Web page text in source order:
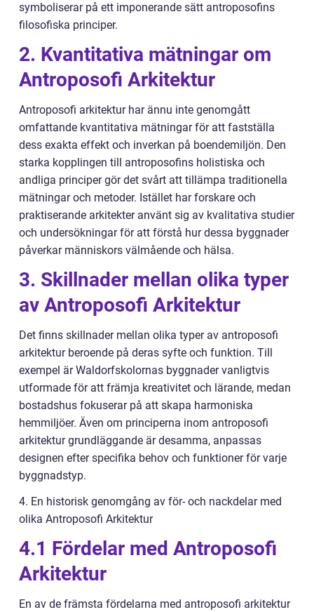
symboliserar på ett imponerande sätt antroposofins
filosofiska principer.
2. Kvantitativa mätningar om
Antroposofi Arkitektur
Antroposofi arkitektur har ännu inte genomgått
omfattande kvantitativa mätningar för att fastställa
dess exakta effekt och inverkan på boendemiljön. Den
starka kopplingen till antroposofins holistiska och
andliga principer gör det svårt att tillämpa traditionella
mätningar och metoder. Istället har forskare och
praktiserande arkitekter använt sig av kvalitativa studier
och undersökningar för att förstå hur dessa byggnader
påverkar människors välmående och hälsa.
3. Skillnader mellan olika typer
av Antroposofi Arkitektur
Det finns skillnader mellan olika typer av antroposofi
arkitektur beroende på deras syfte och funktion. Till
exempel är Waldorfskolornas byggnader vanligtvis
utformade för att främja kreativitet och lärande, medan
bostadshus fokuserar på att skapa harmoniska
hemmiljöer. Även om principerna inom antroposofi
arkitektur grundläggande är desamma, anpassas
designen efter specifika behov och funktioner för varje
byggnadstyp.
4. En historisk genomgång av för- och nackdelar med
olika Antroposofi Arkitektur
4.1 Fördelar med Antroposofi
Arkitektur
En av de främsta fördelarna med antroposofi arkitektur